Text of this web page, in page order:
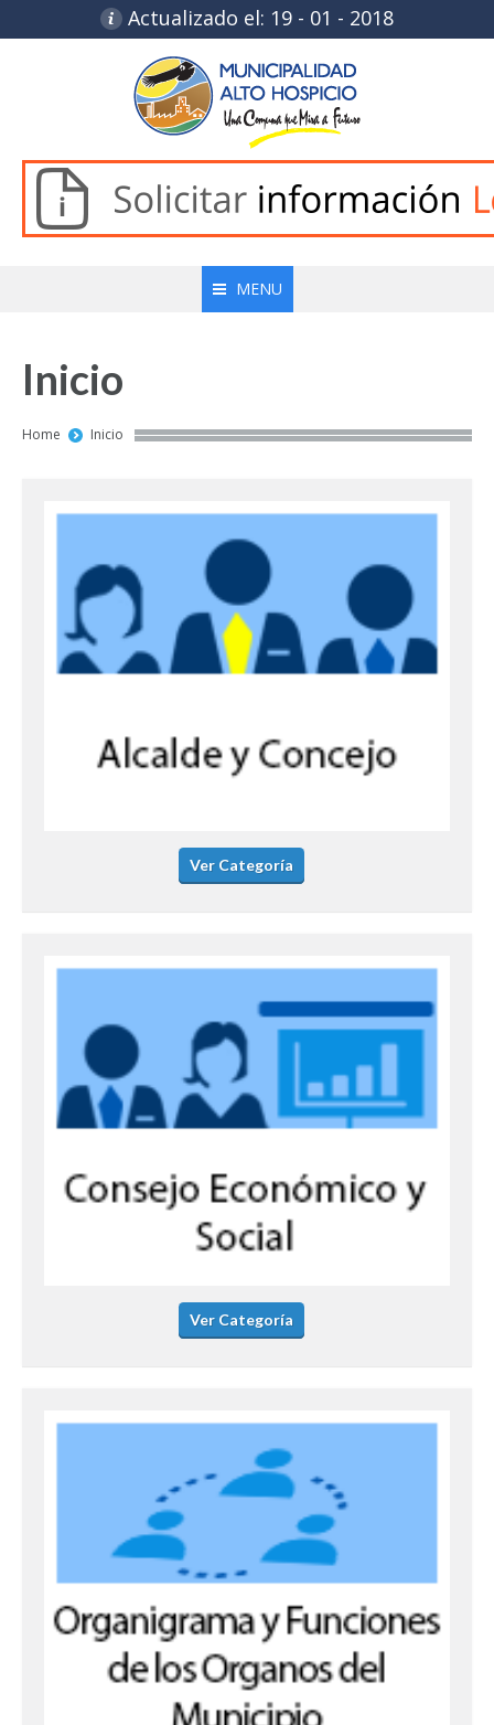
Actualizado el: 19 - 01 - 2018
MENU
Inicio
You are here:
Home Inicio
Ver Categoría
Ver Categoría